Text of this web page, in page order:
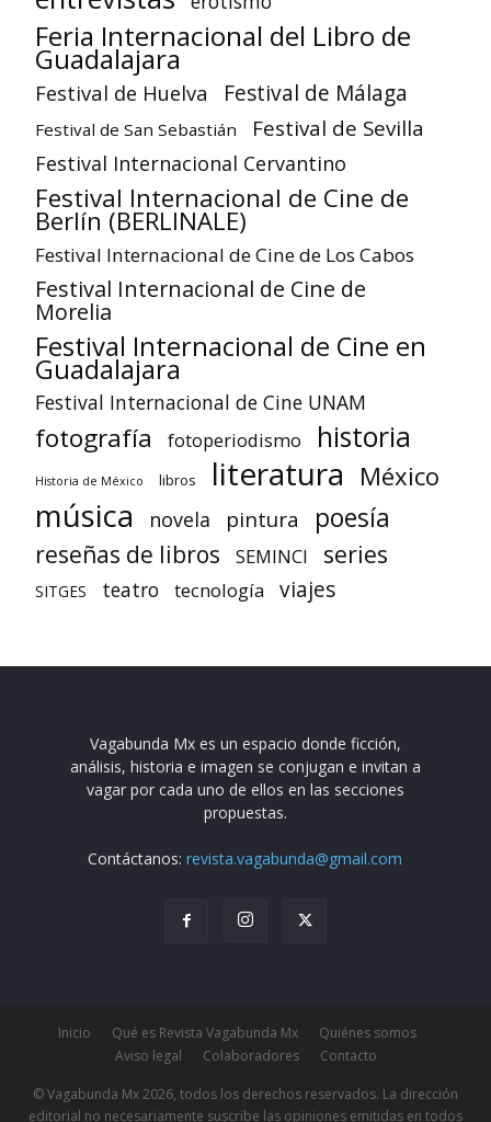
Feria Internacional del Libro de
Guadalajara
Festival de Huelva Festival de Málaga
Festival de San Sebastián Festival de Sevilla
Festival Internacional Cervantino
Festival Internacional de Cine de
Berlín (BERLINALE)
Festival Internacional de Cine de Los Cabos
Festival Internacional de Cine de
Morelia
Festival Internacional de Cine en
Guadalajara
Festival Internacional de Cine UNAM
fotografía fotoperiodismo historia
Historia de México libros literatura México
música novela pintura poesía
reseñas de libros SEMINCI series
SITGES teatro tecnología viajes
Vagabunda Mx es un espacio donde ficción,
análisis, historia e imagen se conjugan e invitan a
vagar por cada uno de ellos en las secciones
propuestas.
Contáctanos:revista.vagabunda@gmail.com
Inicio Qué es Revista Vagabunda Mx
Quiénes somos
Aviso legal
Colaboradores Contacto
© Vagabunda Mx 2026, todos los derechos reservados. La dirección
editorial no necesariamente suscribe las opiniones emitidas en todos